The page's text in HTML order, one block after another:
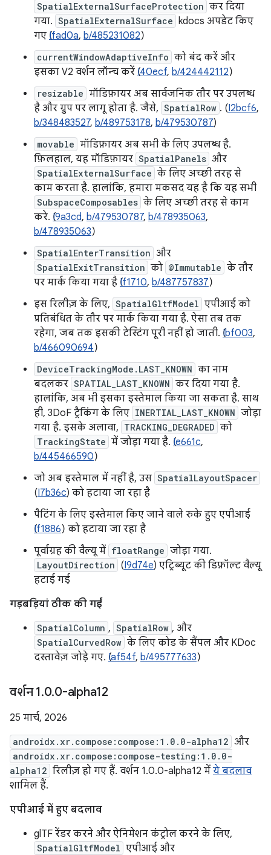
SpatialExternalSurfaceProtection कर दिया
गया. SpatialExternalSurface kdocs अपडेट किए
गए ( Ifad0a, b/485231082)
currentWindowAdaptiveInfo को बंद करें और
इसका V2 वर्शन लॉन्च करें ( I40ecf, b/424442112)
resizable मॉडिफ़ायर अब सार्वजनिक तौर पर उपलब्ध
है और ग्रुप पर लागू होता है. जैसे, SpatialRow . (I2bcf6,
b/348483527, b/489753178, b/479530787)
movable मॉडिफ़ायर अब सभी के लिए उपलब्ध है.
फ़िलहाल, यह मॉडिफ़ायर SpatialPanels और
SpatialExternalSurface के लिए अच्छी तरह से
काम करता है. हालांकि, हमारा मकसद यह है कि यह सभी
SubspaceComposables के लिए अच्छी तरह से काम
करे. ( I9a3cd, b/479530787, b/478935063,
b/478935063)
SpatialEnterTransition और
SpatialExitTransition को @Immutable के तौर
पर मार्क किया गया है ( If1710, b/487757837)
इस रिलीज़ के लिए, SpatialGltfModel एपीआई को
प्रतिबंधित के तौर पर मार्क किया गया है. ऐसा तब तक
रहेगा, जब तक इसकी टेस्टिंग पूरी नहीं हो जाती. ( Ibf003,
b/466090694)
DeviceTrackingMode.LAST_KNOWN का नाम
बदलकर SPATIAL_LAST_KNOWN कर दिया गया है.
हालांकि, अब भी इसका इस्तेमाल किया जा सकता है. साथ
ही, 3DoF ट्रैकिंग के लिए INERTIAL_LAST_KNOWN जोड़ा
गया है. इसके अलावा, TRACKING_DEGRADED को
TrackingState में जोड़ा गया है. ( Ie661c,
b/445466590)
जो अब इस्तेमाल में नहीं है, उस SpatialLayoutSpacer
(I7b36c) को हटाया जा रहा है
पैटिंग के लिए इस्तेमाल किए जाने वाले रुके हुए एपीआई
If1886) को हटाया जा रहा है
पूर्वाग्रह की वैल्यू में floatRange जोड़ा गया.
LayoutDirection (I9d74e) एट्रिब्यूट की डिफ़ॉल्ट वैल्यू
हटाई गई
गड़बड़ियां ठीक की गईं
SpatialColumn , SpatialRow , और
SpatialCurvedRow के लिए कोड के सैंपल और KDoc
दस्तावेज़ जोड़े गए. ( Iaf54f, b/495777633)
वर्शन 1.0.0-alpha12
25 मार्च, 2026
androidx.xr.compose:compose:1.0.0-alpha12 और
androidx.xr.compose:compose-testing:1.0.0-
alpha12 रिलीज़ हो गए हैं. वर्शन 1.0.0-alpha12 में ये बदलाव
शामिल हैं.
एपीआई में हुए बदलाव
glTF रेंडर करने और ऐनिमेशन कंट्रोल करने के लिए,
SpatialGltfModel एपीआई और